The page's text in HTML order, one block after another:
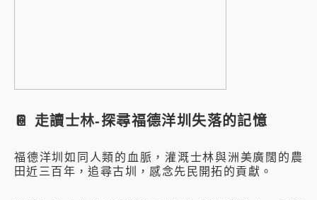
📔 走讀士林-探尋福德洋圳失落的記憶
福德洋圳如同人類的血脈，灌溉士林與洲美廣闊的農
田近三百年，追尋古圳，感念先民開拓的貢獻。